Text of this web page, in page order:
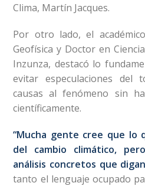
Clima, Martín Jacques.
Por otro lado, el
Geofísica y Doctor en
Inzunza, destacó lo
evitar especulaciones del
causas al fenómeno sin
científicamente.
“Mucha gente cree que lo
del cambio climático,
análisis concretos que
tanto el lenguaje ocupado